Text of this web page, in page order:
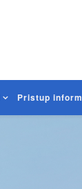
Pristup